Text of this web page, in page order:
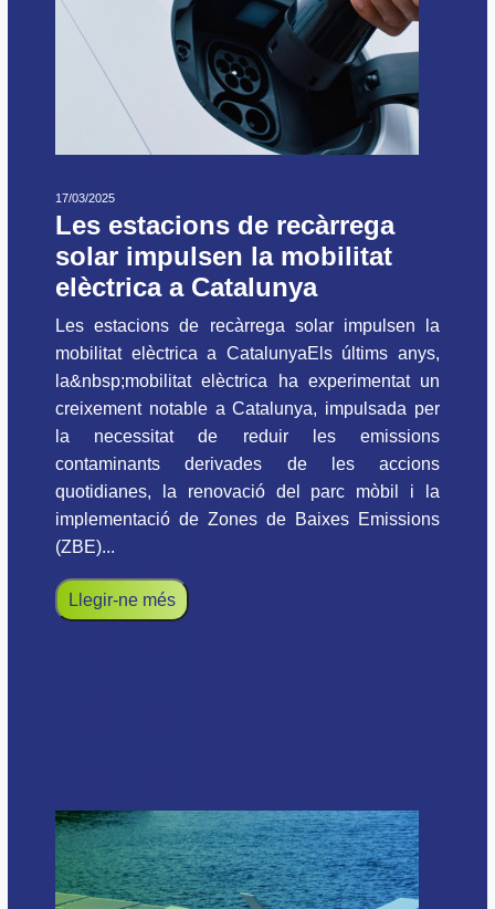
17/03/2025
Les estacions de recàrrega
solar impulsen la mobilitat
elèctrica a Catalunya
Les estacions de recàrrega solar impulsen la
mobilitat elèctrica a CatalunyaEls últims anys,
la&nbsp;mobilitat elèctrica ha experimentat un
creixement notable a Catalunya, impulsada per
la necessitat de reduir les emissions
contaminants derivades de les accions
quotidianes, la renovació del parc mòbil i la
implementació de Zones de Baixes Emissions
(ZBE)...
Llegir-ne més